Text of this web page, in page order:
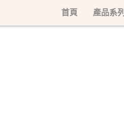
首頁 產品系列